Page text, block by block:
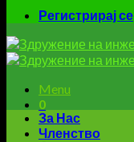
Регистрирај се
Menu
0
За Нас
Членство